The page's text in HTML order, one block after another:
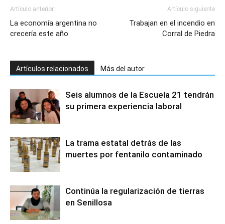
Artículo anterior
La economía argentina no
crecería este año
Artículo siguiente
Trabajan en el incendio en
Corral de Piedra
Artículos relacionados Más del autor
Seis alumnos de la Escuela 21 tendrán
su primera experiencia laboral
La trama estatal detrás de las
muertes por fentanilo contaminado
Continúa la regularización de tierras
en Senillosa